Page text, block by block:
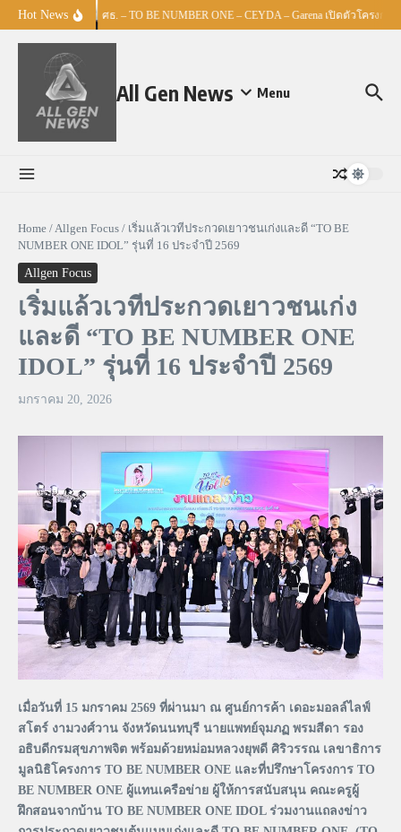
Skip to content
Hot News ศธ. – TO BE NUMBER ONE – CEYDA – Garena เปิดตัวโครงกา
All Gen News Menu
Home /Allgen Focus / เริ่มแล้วเวทีประกวดเยาวชนเก่งและดี “TO BE
NUMBER ONE IDOL” รุ่นที่ 16 ประจำปี 2569
Allgen Focus
เริ่มแล้วเวทีประกวดเยาวชนเก่ง
และดี “TO BE NUMBER ONE
IDOL” รุ่นที่ 16 ประจำปี 2569
มกราคม 20, 2026
เมื่อวันที่ 15 มกราคม 2569 ที่ผ่านมา ณ ศูนย์การค้า เดอะมอลล์ไลฟ์
สโตร์ งามวงศ์วาน จังหวัดนนทบุรี นายแพทย์จุมภฏ พรมสีดา รอง
อธิบดีกรมสุขภาพจิต พร้อมด้วยหม่อมหลวงยุพดี ศิริวรรณ เลขาธิการ
มูลนิธิโครงการ TO BE NUMBER ONE และที่ปรึกษาโครงการ TO
BE NUMBER ONE ผู้แทนเครือข่าย ผู้ให้การสนับสนุน คณะครูผู้
ฝึกสอนจากบ้าน TO BE NUMBER ONE IDOL ร่วมงานแถลงข่าว